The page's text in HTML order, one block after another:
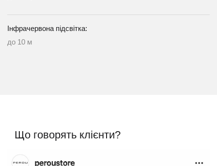
Інфрачервона підсвітка:
до 10 м
Що говорять клієнти?